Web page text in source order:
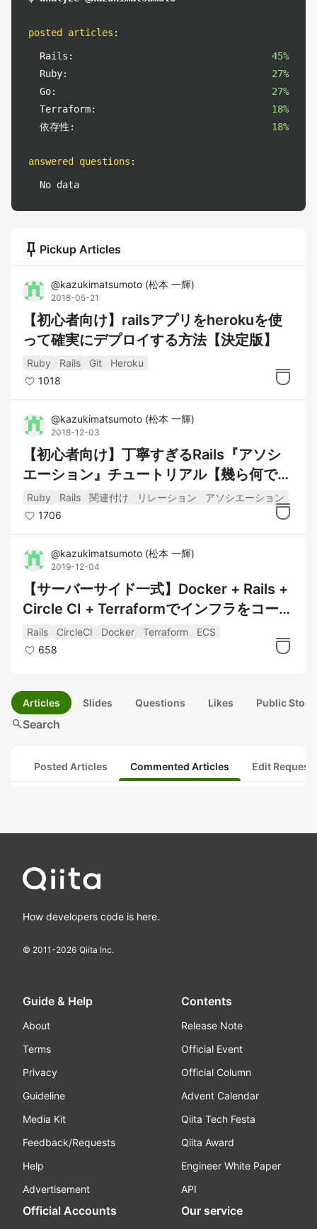
posted articles :
Rails:
45%
Ruby:
27%
Go:
27%
Terraform:
18%
依存性:
18%
answered questions :
No data
push_pin Pickup Articles
@kazukimatsumoto (松本 一輝)
2018-05-21
【初心者向け】railsアプリをherokuを使
って確実にデプロイする方法【決定版】
Ruby Rails Git
Heroku
1018
@kazukimatsumoto (松本 一輝)
2018-12-03
【初心者向け】丁寧すぎるRails『アソシ
エーション』チュートリアル【幾ら何で
も】【完璧にわかる】
Ruby Rails 関連付け リレーション
アソシエーション
1706
@kazukimatsumoto (松本 一輝)
2019-12-04
【サーバーサイド一式】Docker + Rails +
Circle CI + Terraformでインフラをコード
で環境構築 & ECSへ自動コンテナデプロイ
【前半】
Rails CircleCI Docker Terraform
ECS
658
Articles Slides Questions Likes Public
searchSearch
Posted Articles Commented Articles Edit
How developers code is here.
© 2011-2026 Qiita Inc.
Guide & Help
About
Terms
Privacy
Guideline
Media Kit
Feedback/Requests
Help
Advertisement
Contents
Release Note
Official Event
Official Column
Advent Calendar
Qiita Tech Festa
Qiita Award
Engineer White Paper
API
Official Accounts Our service